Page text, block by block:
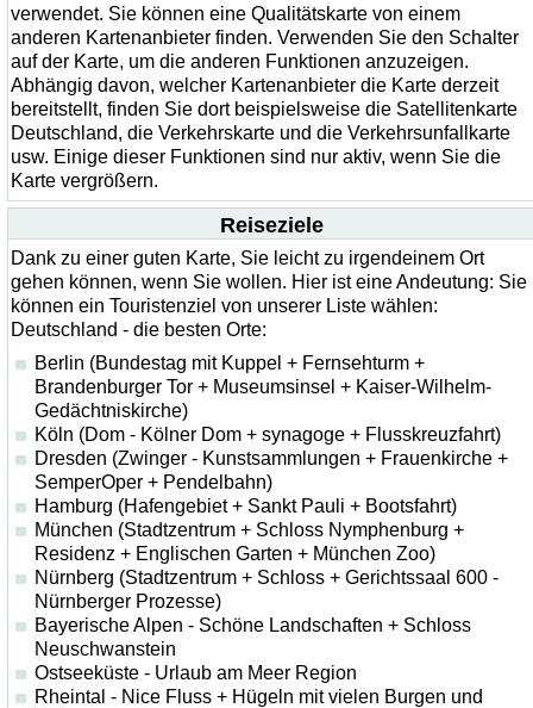
verwendet. Sie können eine Qualitätskarte von einem
anderen Kartenanbieter finden. Verwenden Sie den Schalter
auf der Karte, um die anderen Funktionen anzuzeigen.
Abhängig davon, welcher Kartenanbieter die Karte derzeit
bereitstellt, finden Sie dort beispielsweise die Satellitenkarte
Deutschland, die Verkehrskarte und die Verkehrsunfallkarte
usw. Einige dieser Funktionen sind nur aktiv, wenn Sie die
Karte vergrößern.
Reiseziele
Dank zu einer guten Karte, Sie leicht zu irgendeinem Ort
gehen können, wenn Sie wollen. Hier ist eine Andeutung: Sie
können ein Touristenziel von unserer Liste wählen:
Deutschland - die besten Orte:
Berlin (Bundestag mit Kuppel + Fernsehturm +
Brandenburger Tor + Museumsinsel + Kaiser-Wilhelm-
Gedächtniskirche)
Köln (Dom - Kölner Dom + synagoge + Flusskreuzfahrt)
Dresden (Zwinger - Kunstsammlungen + Frauenkirche +
SemperOper + Pendelbahn)
Hamburg (Hafengebiet + Sankt Pauli + Bootsfahrt)
München (Stadtzentrum + Schloss Nymphenburg +
Residenz + Englischen Garten + München Zoo)
Nürnberg (Stadtzentrum + Schloss + Gerichtssaal 600 -
Nürnberger Prozesse)
Bayerische Alpen - Schöne Landschaften + Schloss
Neuschwanstein
Ostseeküste - Urlaub am Meer Region
Rheintal - Nice Fluss + Hügeln mit vielen Burgen und